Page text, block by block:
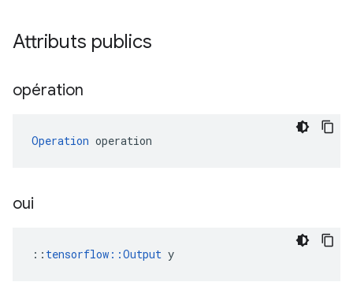
Attributs publics
opération
Operation operation
oui
:: tensorflow::Output y